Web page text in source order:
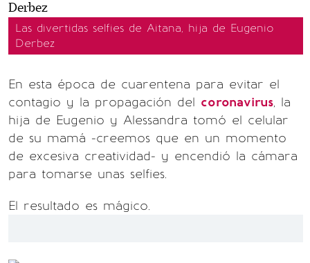
Las divertidas selfies de Aitana, hija de Eugenio
Derbez
En esta época de cuarentena para evitar el
contagio y la propagación del coronavirus, la
hija de Eugenio y Alessandra tomó el celular
de su mamá -creemos que en un momento
de excesiva creatividad- y encendió la cámara
para tomarse unas selfies.
El resultado es mágico.